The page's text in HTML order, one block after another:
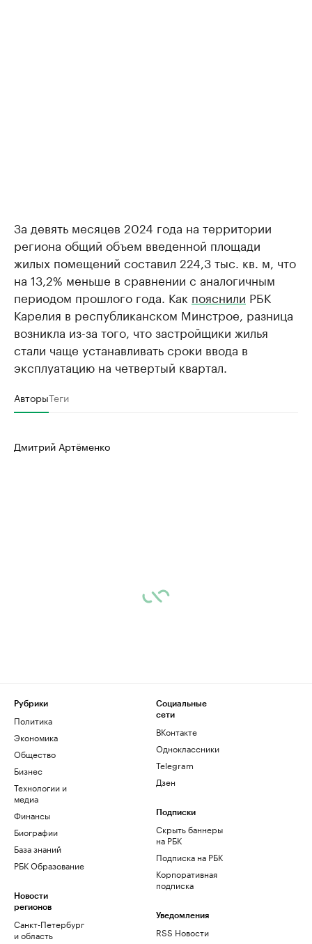
За девять месяцев 2024 года на территории
региона общий объем введенной площади
жилых помещений составил 224,3 тыс. кв. м, что
на 13,2% меньше в сравнении с аналогичным
периодом прошлого года. Как пояснили РБК
Карелия в республиканском Минстрое, разница
возникла из-за того, что застройщики жилья
стали чаще устанавливать сроки ввода в
эксплуатацию на четвертый квартал.
АвторыТеги
Дмитрий Артёменко
Рубрики
Политика
Экономика
Общество
Бизнес
Технологии и
медиа
Финансы
Биографии
База знаний
РБК Образование
Новости
регионов
Санкт-Петербург
и область
Социальные
сети
ВКонтакте
Одноклассники
Telegram
Дзен
Подписки
Скрыть баннеры
на РБК
Подписка на РБК
Корпоративная
подписка
Уведомления
RSS Новости